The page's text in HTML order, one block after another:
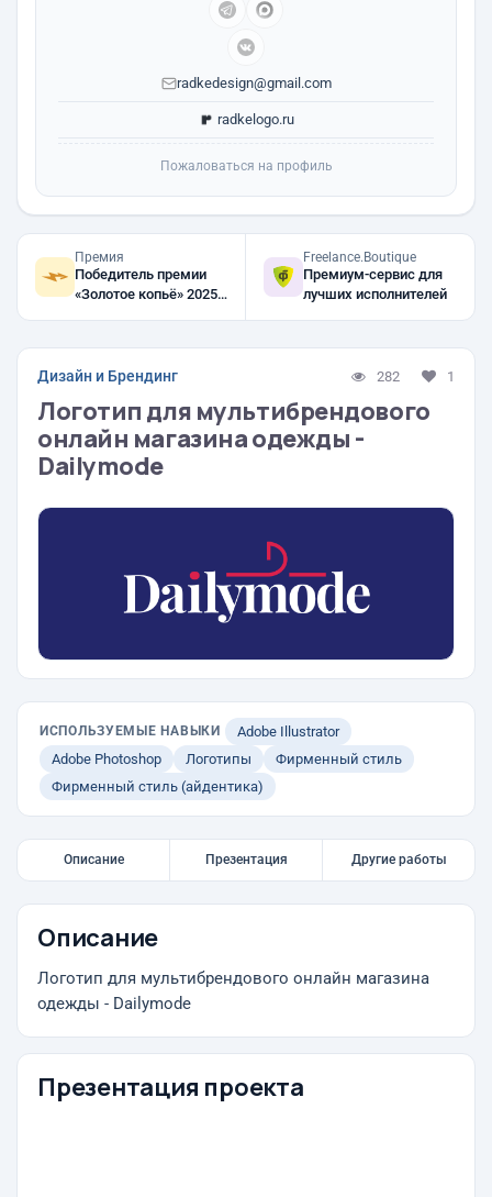
radkedesign@gmail.com
radkelogo.ru
Пожаловаться на профиль
Премия
Победитель премии
«Золотое копьё» 2025,
Freelance.Boutique
Премиум-сервис для
лучших исполнителей
Дизайн и Брендинг 282 1
Логотип для мультибрендового
онлайн магазина одежды -
Dailymode
ИСПОЛЬЗУЕМЫЕ НАВЫКИ
Adobe Illustrator
Adobe Photoshop
Логотипы
Фирменный стиль
Фирменный стиль (айдентика)
Описание Презентация Другие работы
Описание
Логотип для мультибрендового онлайн магазина
одежды - Dailymode
Презентация проекта